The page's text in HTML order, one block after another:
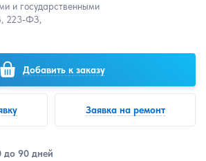
и государственными
223-ФЗ,
Добавить к заказу
Заявка на ремонт
до 90 дней